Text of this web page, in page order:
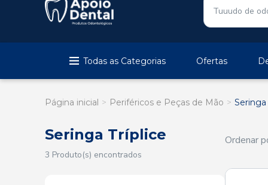
Todas as Categorias Ofertas
Página inicial Periféricos e Peças de Mão Seringa
Seringa Tríplice
3 Produto(s) encontrados
Ordenar